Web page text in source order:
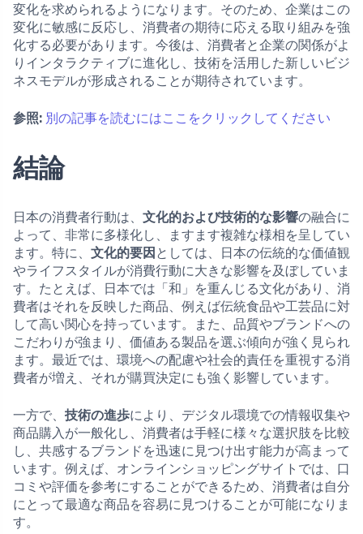
変化を求められるようになります。そのため、企業はこの
変化に敏感に反応し、消費者の期待に応える取り組みを強
化する必要があります。今後は、消費者と企業の関係がよ
りインタラクティブに進化し、技術を活用した新しいビジ
ネスモデルが形成されることが期待されています。
参照: 別の記事を読むにはここをクリックしてください
結論
日本の消費者行動は、 文化的および技術的な影響の融合に
よって、非常に多様化し、ますます複雑な様相を呈してい
ます。特に、 文化的要因 としては、日本の伝統的な価値観
やライフスタイルが消費行動に大きな影響を及ぼしていま
す。たとえば、日本では「和」を重んじる文化があり、消
費者はそれを反映した商品、例えば伝統食品や工芸品に対
して高い関心を持っています。また、品質やブランドへの
こだわりが強まり、価値ある製品を選ぶ傾向が強く見られ
ます。最近では、環境への配慮や社会的責任を重視する消
費者が増え、それが購買決定にも強く影響しています。
一方で、 技術の進歩により、デジタル環境での情報収集や
商品購入が一般化し、消費者は手軽に様々な選択肢を比較
し、共感するブランドを迅速に見つけ出す能力が高まって
います。例えば、オンラインショッピングサイトでは、口
コミや評価を参考にすることができるため、消費者は自分
にとって最適な商品を容易に見つけることが可能になりま
す。